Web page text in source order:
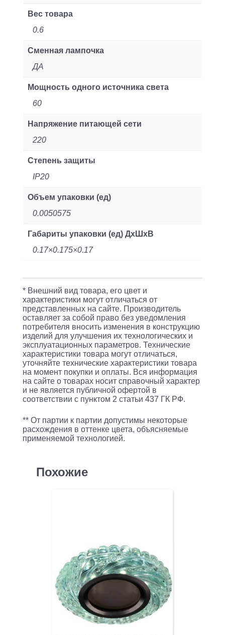
Вес товара
0.6
Сменная лампочка
ДА
Мощность одного источника света
60
Напряжение питающей сети
220
Степень защиты
IP20
Объем упаковки (ед)
0.0050575
Габариты упаковки (ед) ДхШхВ
0.17×0.175×0.17
* Внешний вид товара, его цвет и
характеристики могут отличаться от
представленных на сайте. Производитель
оставляет за собой право без уведомления
потребителя вносить изменения в конструкцию
изделий для улучшения их технологических и
эксплуатационных параметров. Технические
характеристики товара могут отличаться,
уточняйте технические характеристики товара
на момент покупки и оплаты. Вся информация
на сайте о товарах носит справочный характер
и не является публичной офертой в
соответствии с пунктом 2 статьи 437 ГК РФ.
** От партии к партии допустимы некоторые
расхождения в оттенке цвета, объясняемые
применяемой технологией.
Похожие